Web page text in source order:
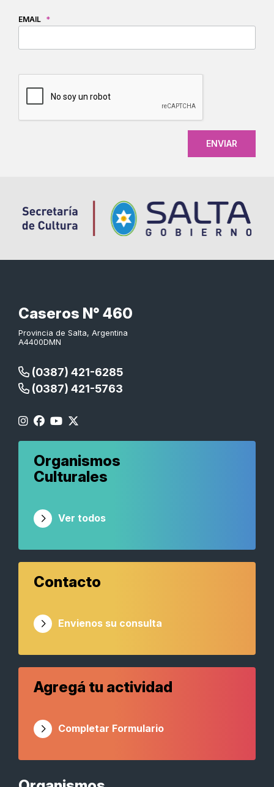
EMAIL *
Caseros N° 460
Provincia de Salta, Argentina
A4400DMN
(0387) 421-6285
(0387) 421-5763
Organismos
Culturales
Ver todos
Contacto
Envienos su consulta
Agregá tu actividad
Completar Formulario